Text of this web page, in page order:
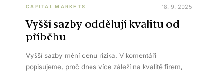
CAPITAL MARKETS 18. 9. 2025
Vyšší sazby oddělují kvalitu od
příběhu
Vyšší sazby mění cenu rizika. V komentáři
popisujeme, proč dnes více záleží na kvalitě firem,